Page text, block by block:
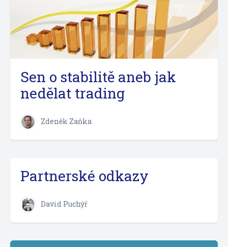
Sen o stabilitě aneb jak
nedělat trading
Zdeněk Zaňka
Partnerské odkazy
David Puchýř